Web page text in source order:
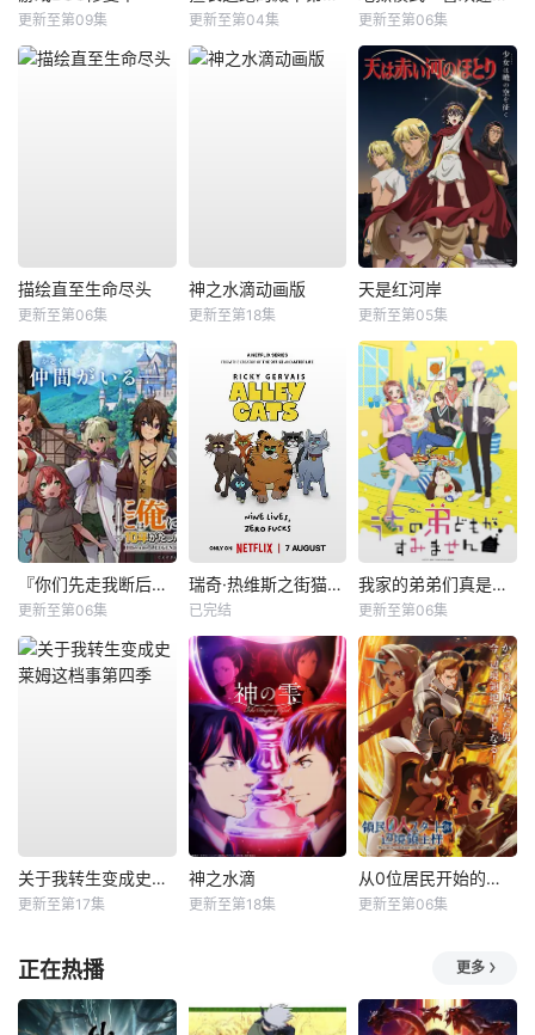
更新至第09集 更新至第04集 更新至第06集
描绘直至生命尽头
更新至第06集
神之水滴动画版
更新至第18集
天是红河岸
更新至第05集
『你们先走我断后』，于是10年后我成为了传说
更新至第06集
瑞奇·热维斯之街猫一族
已完结
我家的弟弟们真是让您费心了
更新至第06集
关于我转生变成史莱姆这档事第四季
更新至第17集
神之水滴
更新至第18集
从0位居民开始的边境领主大人
更新至第06集
正在热播 更多